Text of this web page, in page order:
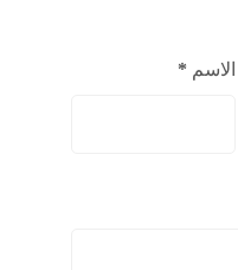
الاسم *